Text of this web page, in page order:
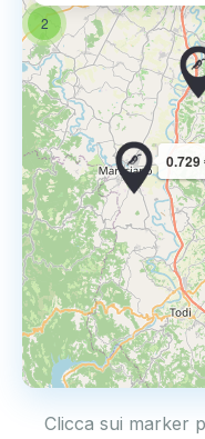
2
0.729
Clicca sui marker